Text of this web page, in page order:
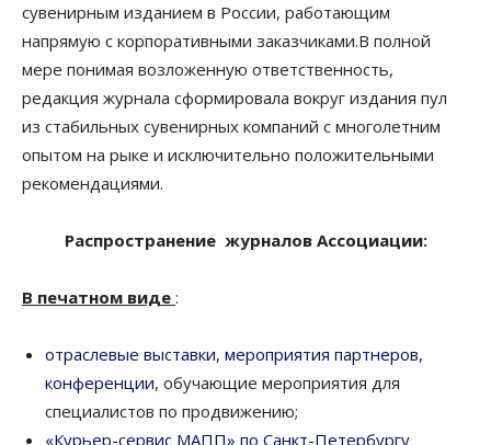
сувенирным изданием в России, работающим
напрямую с корпоративными заказчиками.В полной
мере понимая возложенную ответственность,
редакция журнала сформировала вокруг издания пул
из стабильных сувенирных компаний с многолетним
опытом на рыке и исключительно положительными
рекомендациями.
Распространение журналов Ассоциации:
В печатном виде :
отраслевые выставки, мероприятия партнеров,
конференции, обучающие мероприятия для
специалистов по продвижению;
«Курьер-сервис МАПП» по Санкт-Петербургу